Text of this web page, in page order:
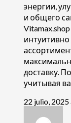
энергии,
и общего
доставку.
учитывая
22 julio, 2025